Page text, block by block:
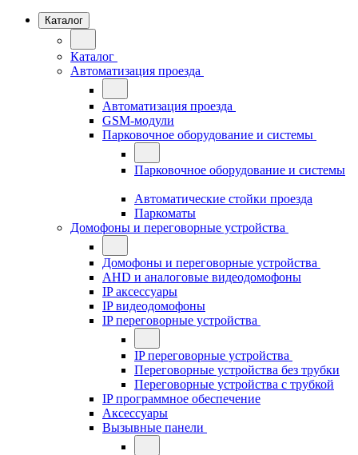
Каталог
Каталог
Автоматизация проезда
Автоматизация проезда
GSM-модули
Парковочное оборудование и системы
Парковочное оборудование и системы
Автоматические стойки проезда
Паркоматы
Домофоны и переговорные устройства
Домофоны и переговорные устройства
AHD и аналоговые видеодомофоны
IP аксессуары
IP видеодомофоны
IP переговорные устройства
IP переговорные устройства
Переговорные устройства без трубки
Переговорные устройства с трубкой
IP программное обеспечение
Аксессуары
Вызывные панели